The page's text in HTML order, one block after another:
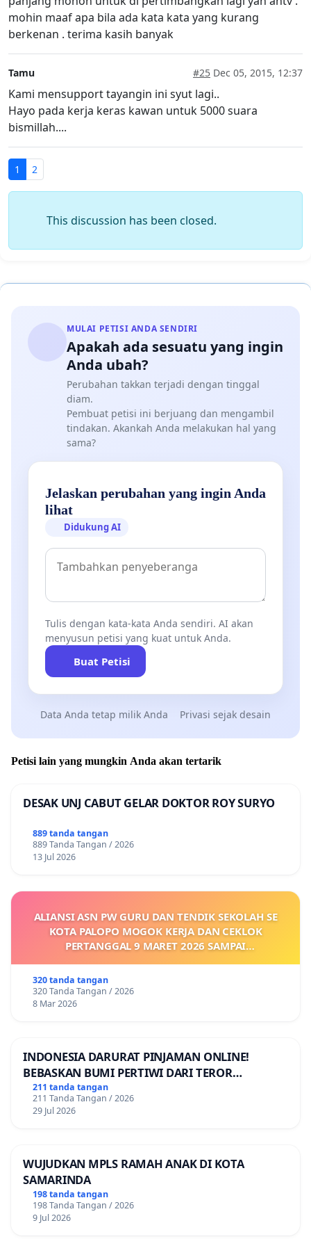
mohin maaf apa bila ada kata kata yang kurang
berkenan . terima kasih banyak
Tamu #25 Dec 05, 2015, 12:37
Kami mensupport tayangin ini syut lagi..
Hayo pada kerja keras kawan untuk 5000 suara
bismillah....
1 2
This discussion has been closed.
MULAI PETISI ANDA SENDIRI
Apakah ada sesuatu yang ingin
Anda ubah?
Perubahan takkan terjadi dengan tinggal
diam.
Pembuat petisi ini berjuang dan mengambil
tindakan. Akankah Anda melakukan hal yang
sama?
Jelaskan perubahan yang ingin Anda
lihat
Didukung AI
Tulis dengan kata-kata Anda sendiri. AI akan
menyusun petisi yang kuat untuk Anda.
Buat Petisi
Data Anda tetap milik Anda Privasi sejak desain
Petisi lain yang mungkin Anda akan tertarik
DESAK UNJ CABUT GELAR DOKTOR ROY SURYO
889 tanda tangan
889 Tanda Tangan / 2026
13 Jul 2026
ALIANSI ASN PW GURU DAN TENDIK SEKOLAH SE
KOTA PALOPO MOGOK KERJA DAN CEKLOK
PERTANGGAL 9 MARET 2026 SAMPAI
KEJELASAN SUMBER GAJI POKOK
320 tanda tangan
320 Tanda Tangan / 2026
8 Mar 2026
INDONESIA DARURAT PINJAMAN ONLINE!
BEBASKAN BUMI PERTIWI DARI TEROR
PINJAMAN ONLINE! TUTUP PINJOL!
211 tanda tangan
211 Tanda Tangan / 2026
29 Jul 2026
WUJUDKAN MPLS RAMAH ANAK DI KOTA
SAMARINDA
198 tanda tangan
198 Tanda Tangan / 2026
9 Jul 2026